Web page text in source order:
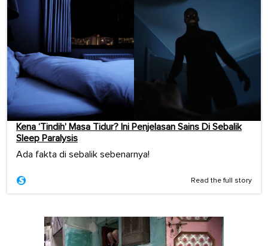
Kena ‘Tindih’ Masa Tidur? Ini Penjelasan Sains Di Sebalik
Sleep Paralysis
Ada fakta di sebalik sebenarnya!
Read the full story